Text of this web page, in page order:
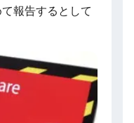
報告するとして